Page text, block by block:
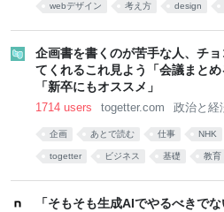
webデザイン 考え方 design
企画書を書くのが苦手な人、チ
てくれるこれ見よう「会議まとめ
「新卒にもオススメ」
1714 users togetter.com 政治と経
企画 あとで読む 仕事 NHK
togetter ビジネス 基礎 教育
「そもそも生成AIでやるべきで